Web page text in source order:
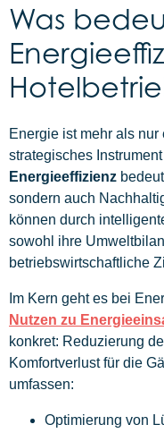
Was
Energie ist mehr als
strategisches
Energieeffizienz
sondern auch
können durch
sowohl ihre
betriebswirtschaftliche
Im Kern geht es bei
Nutzen zu
konkret: Reduzierung
Komfortverlust für die
umfassen:
Optimierung von